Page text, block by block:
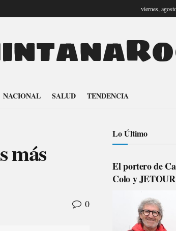
viernes,
NACIONAL SALUD TENDENCIA
más
0
Lo Último
El portero de
Colo y